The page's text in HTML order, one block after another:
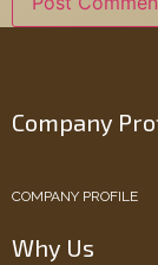
Company
COMPANY PROFILE
Why Us